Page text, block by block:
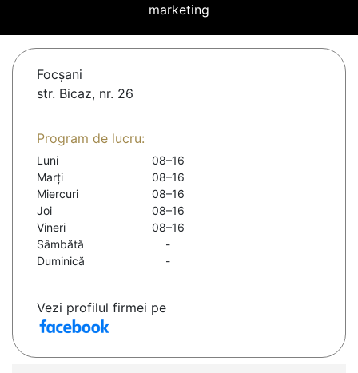
marketing
Focşani
str. Bicaz, nr. 26
Program de lucru:
Luni
08–16
Marți
08–16
Miercuri
08–16
Joi
08–16
Vineri
08–16
Sâmbătă
-
Duminică
-
Vezi profilul firmei pe